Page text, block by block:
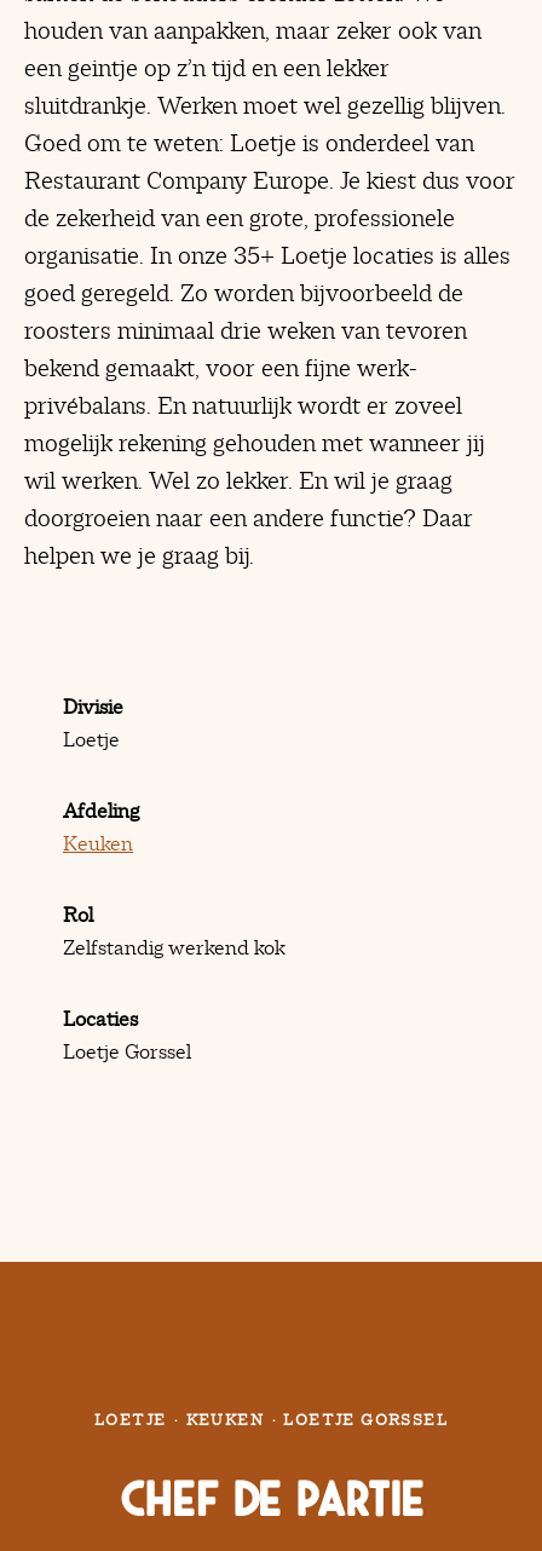
houden van aanpakken, maar zeker ook van
een geintje op z’n tijd en een lekker
sluitdrankje. Werken moet wel gezellig blijven.
Goed om te weten: Loetje is onderdeel van
Restaurant Company Europe. Je kiest dus voor
de zekerheid van een grote, professionele
organisatie. In onze 35+ Loetje locaties is alles
goed geregeld. Zo worden bijvoorbeeld de
roosters minimaal drie weken van tevoren
bekend gemaakt, voor een fijne werk-
privébalans. En natuurlijk wordt er zoveel
mogelijk rekening gehouden met wanneer jij
wil werken. Wel zo lekker. En wil je graag
doorgroeien naar een andere functie? Daar
helpen we je graag bij.
Divisie
Loetje
Afdeling
Keuken
Rol
Zelfstandig werkend kok
Locaties
Loetje Gorssel
LOETJE · KEUKEN · LOETJE GORSSEL
Chef de Partie